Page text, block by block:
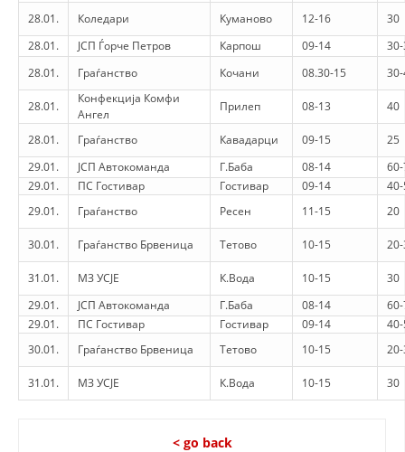
28.01.
Коледари Куманово 12-16
30
28.01.
ЈСП Ѓорче Петров Карпош 09-14
28.01.
Граѓанство Кочани 08.30-15
28.01.
Конфекција Комфи
Ангел
Прилеп 08-13 40
28.01. Граѓанство Кавадарци 09-15
25
29.01.
ЈСП Автокоманда Г.Баба 08-14
29.01.
ПС Гостивар Гостивар 09-14
29.01.
Граѓанство Ресен 11-15 20
30.01. Граѓанство Брвеница Тетово 10-15
31.01. МЗ УСЈЕ К.Вода 10-15
30
29.01.
ЈСП Автокоманда Г.Баба 08-14
29.01.
ПС Гостивар Гостивар 09-14
30.01.
Граѓанство Брвеница Тетово 10-15
31.01. МЗ УСЈЕ К.Вода 10-15 30
< go back